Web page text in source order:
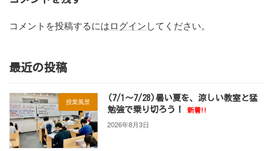
コメントを投稿するにはログインしてください。
最近の投稿
授業風景
(7/1～7/28)暑い夏を、涼しい教室と猛
勉強で乗り切ろう！
新着!!
2026年8月3日